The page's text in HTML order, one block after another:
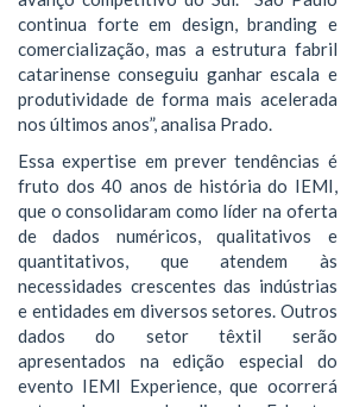
continua forte em design, branding e
comercialização, mas a estrutura fabril
catarinense conseguiu ganhar escala e
produtividade de forma mais acelerada
nos últimos anos”, analisa Prado.
Essa expertise em prever tendências é
fruto dos 40 anos de história do IEMI,
que o consolidaram como líder na oferta
de dados numéricos, qualitativos e
quantitativos, que atendem às
necessidades crescentes das indústrias
e entidades em diversos setores. Outros
dados do setor têxtil serão
apresentados na edição especial do
evento IEMI Experience, que ocorrerá